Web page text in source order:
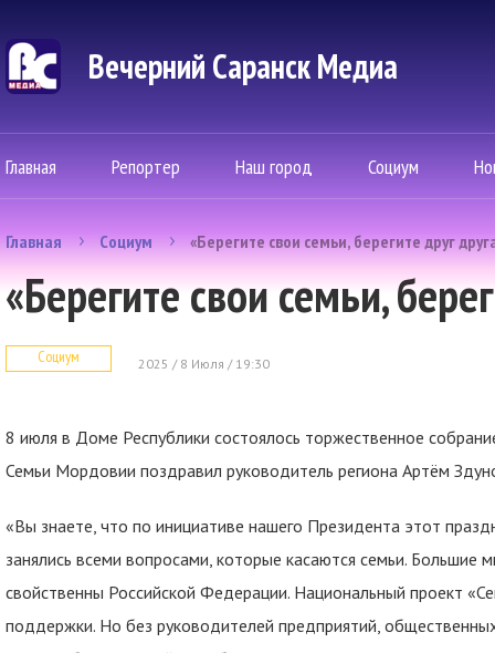
Вечерний Саранск Mедиа
Главная Репортер Наш город Социум
Главная Социум «Берегите свои семьи, берегите друг
«Берегите свои семьи,
Социум 2025 / 8 Июля / 19:30
8 июля в Доме Республики состоялось торжественное
Семьи Мордовии поздравил руководитель региона Артём
«Вы знаете, что по инициативе нашего Президента этот
занялись всеми вопросами, которые касаются семьи. Большие
свойственны Российской Федерации. Национальный проект
поддержки. Но без руководителей предприятий,